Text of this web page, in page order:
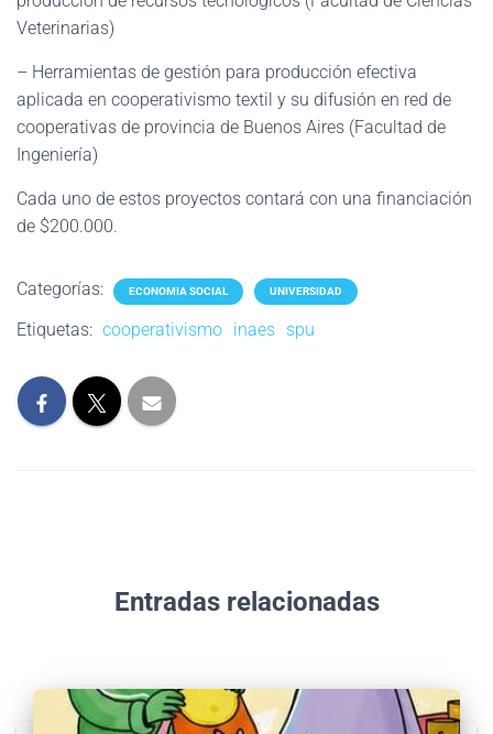
Veterinarias)
– Herramientas de gestión para producción efectiva
aplicada en cooperativismo textil y su difusión en red de
cooperativas de provincia de Buenos Aires (Facultad de
Ingeniería)
Cada uno de estos proyectos contará con una financiación
de $200.000.
Categorías: ECONOMIA SOCIAL UNIVERSIDAD
Etiquetas: cooperativismo inaes spu
Entradas relacionadas